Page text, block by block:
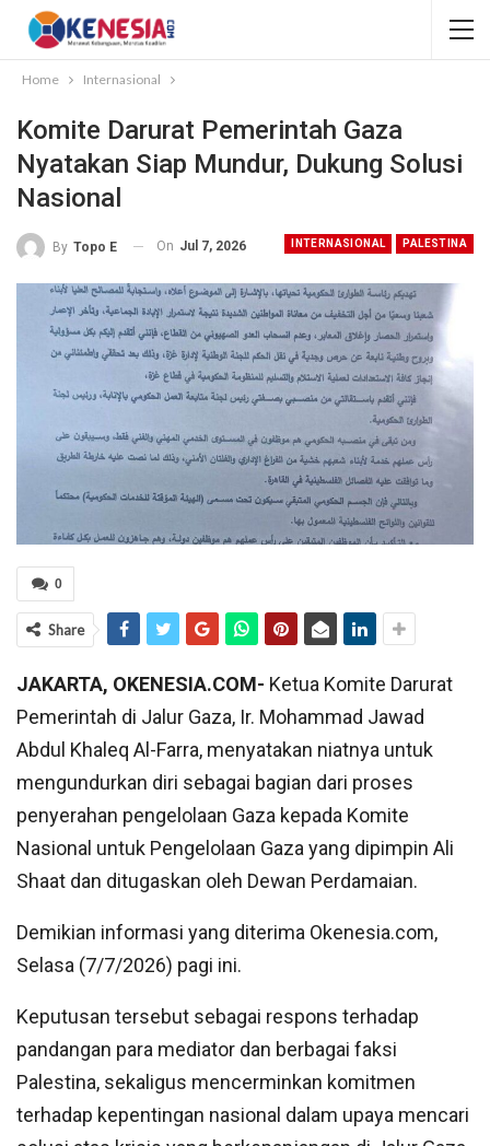
Home Internasional
Komite Darurat Pemerintah Gaza
Nyatakan Siap Mundur, Dukung Solusi
Nasional
INTERNASIONAL PALESTINA
By Topo E On Jul 7, 2026
0
Share
JAKARTA, OKENESIA.COM- Ketua Komite Darurat
Pemerintah di Jalur Gaza, Ir. Mohammad Jawad
Abdul Khaleq Al-Farra, menyatakan niatnya untuk
mengundurkan diri sebagai bagian dari proses
penyerahan pengelolaan Gaza kepada Komite
Nasional untuk Pengelolaan Gaza yang dipimpin Ali
Shaat dan ditugaskan oleh Dewan Perdamaian.
Demikian informasi yang diterima Okenesia.com,
Selasa (7/7/2026) pagi ini.
Keputusan tersebut sebagai respons terhadap
pandangan para mediator dan berbagai faksi
Palestina, sekaligus mencerminkan komitmen
terhadap kepentingan nasional dalam upaya mencari